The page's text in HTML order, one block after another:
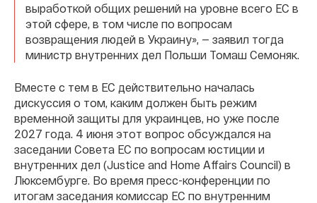
выработкой общих решений на уровне всего ЕС в
этой сфере, в том числе по вопросам
возвращения людей в Украину», — заявил тогда
министр внутренних дел Польши Томаш Семоняк.
Вместе с тем в ЕС действительно началась
дискуссия о том, каким должен быть режим
временной защиты для украинцев, но уже после
2027 года. 4 июня этот вопрос обсуждался на
заседании Совета ЕС по вопросам юстиции и
внутренних дел (Justice and Home Affairs Council) в
Люксембурге. Во время пресс-конференции по
итогам заседания комиссар ЕС по внутренним